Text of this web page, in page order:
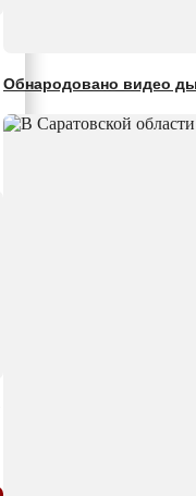
Обнародовано видео